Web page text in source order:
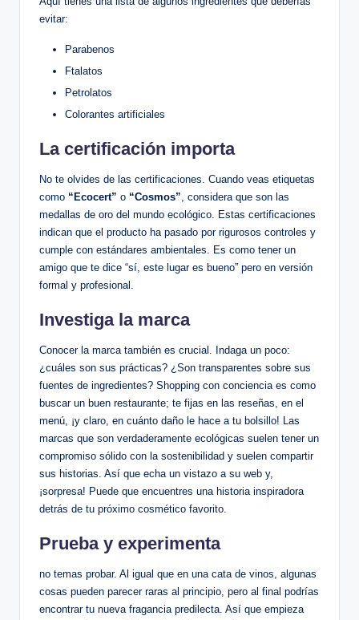
evitar:
Parabenos
Ftalatos
Petrolatos
Colorantes artificiales
La certificación importa
No te olvides de las certificaciones. Cuando veas etiquetas
como “Ecocert” o “Cosmos”, considera que son las
medallas de oro del mundo ecológico. Estas certificaciones
indican que el producto ha pasado por rigurosos controles y
cumple con estándares ambientales. Es como tener un
amigo que te dice “sí, este lugar es bueno” pero en versión
formal y profesional.
Investiga la marca
Conocer la marca también es crucial. Indaga un poco:
¿cuáles son sus prácticas? ¿Son transparentes sobre sus
fuentes de ingredientes? Shopping con conciencia es como
buscar un buen restaurante; te fijas en las reseñas, en el
menú, ¡y claro, en cuánto daño le hace a tu bolsillo! Las
marcas que son verdaderamente ecológicas suelen tener un
compromiso sólido con la sostenibilidad y suelen compartir
sus historias. Así que echa un vistazo a su web y,
¡sorpresa! Puede que encuentres una historia inspiradora
detrás de tu próximo cosmético favorito.
Prueba y experimenta
no temas probar. Al igual que en una cata de vinos, algunas
cosas pueden parecer raras al principio, pero al final podrías
encontrar tu nueva fragancia predilecta. Así que empieza